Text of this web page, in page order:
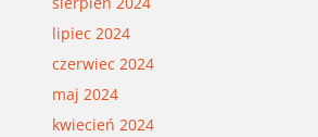
lipiec 2024
czerwiec 2024
maj 2024
kwiecień 2024